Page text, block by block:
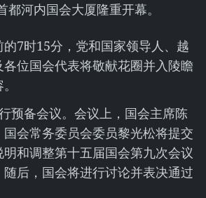
都河内国会大厦隆重开幕。
7时15分，党和国家领导人、越
位国会代表将敬献花圈并入陵瞻
预备会议。会议上，国会主席陈
会常务委员会委员黎光松将提交
和调整第十五届国会第九次会议
后，国会将进行讨论并表决通过